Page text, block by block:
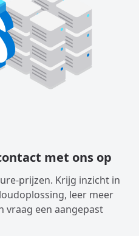
met ons op
prijzen. Krijg inzicht in
leer meer
vraag een aangepast